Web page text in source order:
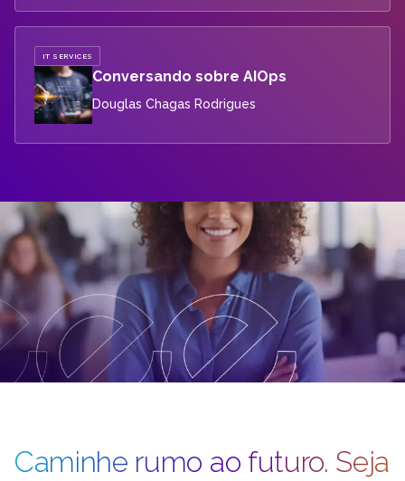
IT SERVICES
Conversando sobre AIOps
Douglas Chagas Rodrigues
Caminhe rumo ao futuro. Seja